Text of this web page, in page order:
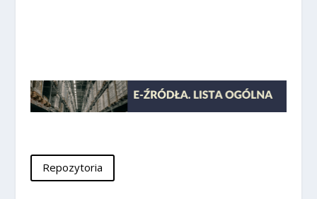
Repozytoria